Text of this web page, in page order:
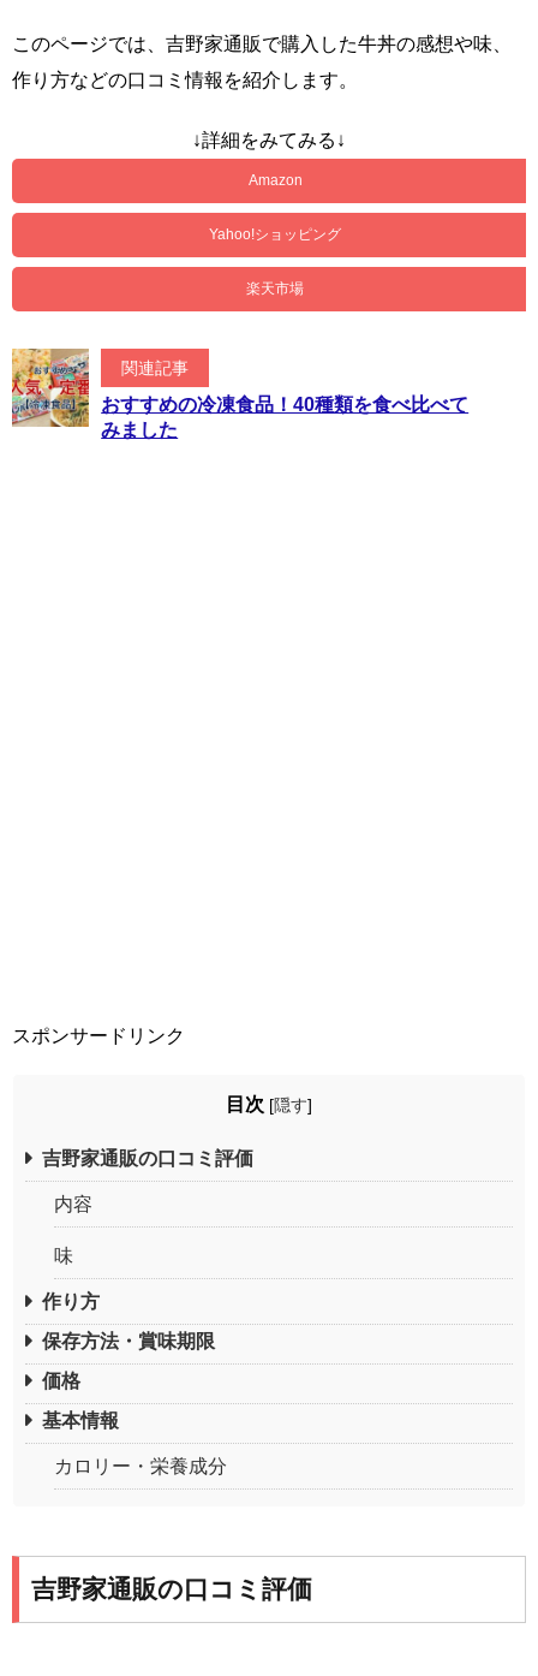
このページでは、吉野家通販で購入した牛丼の感想や味、
作り方などの口コミ情報を紹介します。
↓詳細をみてみる↓
Amazon
Yahoo!ショッピング
楽天市場
関連記事
おすすめの冷凍食品！40種類を食べ比べて
みました
スポンサードリンク
目次 [隠す]
吉野家通販の口コミ評価
内容
味
作り方
保存方法・賞味期限
価格
基本情報
カロリー・栄養成分
吉野家通販の口コミ評価